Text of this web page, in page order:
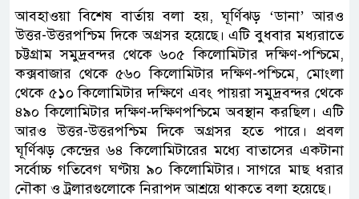
আবহাওয়া বিশেষ বার্তায় বলা হয়, ঘূর্ণিঝড় ‘ডানা’ আরও
উত্তর-উত্তরপশ্চিম দিকে অগ্রসর হয়েছে। এটি বুধবার মধ্যরাতে
চট্টগ্রাম সমুদ্রবন্দর থেকে ৬০৫ কিলোমিটার দক্ষিণ-পশ্চিমে,
কক্সবাজার থেকে ৫৬০ কিলোমিটার দক্ষিণ-পশ্চিমে, মোংলা
থেকে ৫১০ কিলোমিটার দক্ষিণে এবং পায়রা সমুদ্রবন্দর থেকে
৪৯০ কিলোমিটার দক্ষিণ-দক্ষিণপশ্চিমে অবস্থান করছিল। এটি
আরও উত্তর-উত্তরপশ্চিম দিকে অগ্রসর হতে পারে। প্রবল
ঘূর্ণিঝড় কেন্দ্রের ৬৪ কিলোমিটারের মধ্যে বাতাসের একটানা
সর্বোচ্চ গতিবেগ ঘণ্টায় ৯০ কিলোমিটার। সাগরে মাছ ধরার
নৌকা ও ট্রলারগুলোকে নিরাপদ আশ্রয়ে থাকতে বলা হয়েছে।